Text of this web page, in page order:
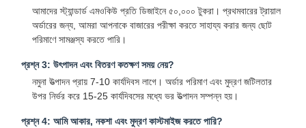
বাড়ি পণ্য আমাদের সম্বন্ধে কারখানা ভ্রমণ
আমাদের স্ট্যান্ডার্ড এমওকিউ প্রতি ডিজাইনে ৫০,০০০ টুকরা। প্রথমবারের ট্রায়াল
অর্ডারের জন্য, আমরা আপনাকে বাজারের পরীক্ষা করতে সাহায্য করার জন্য ছোট
পরিমাণে সামঞ্জস্য করতে পারি।
প্রশ্ন 3: উৎপাদন এবং বিতরণ কতক্ষণ সময় নেয়?
নমুনা উত্পাদন প্রায় 7-10 কার্যদিবস লাগে। অর্ডার পরিমাণ এবং মুদ্রণ জটিলতার
উপর নির্ভর করে 15-25 কার্যদিবসের মধ্যে ভর উত্পাদন সম্পন্ন হয়।
প্রশ্ন 4: আমি আকার, নকশা এবং মুদ্রণ কাস্টমাইজ করতে পারি?